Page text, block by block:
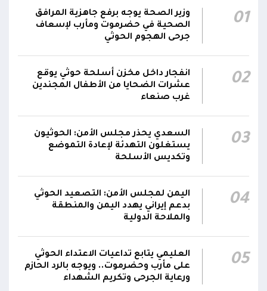
اللحظة
مصادر: نحو 20 هجوماً حوثياً بالمُسيرات استهدف
01
وزير الصحة يوجه برفع جاهزية المرافق
الصحية في حضرموت ومأرب لإسعاف
جرحى الهجوم الحوثي
02
انفجار داخل مخزن أسلحة حوثي يوقع
عشرات الضحايا من الأطفال المجندين
غرب صنعاء
03
السعدي يحذر مجلس الأمن: الحوثيون
يستغلون التهدئة لإعادة التموضع
وتكديس الأسلحة
04
اليمن لمجلس الأمن: التصعيد الحوثي
بدعم إيراني يهدد اليمن والمنطقة
والملاحة الدولية
05
العليمي يتابع تداعيات الاعتداء الحوثي
على مأرب وحضرموت.. ويوجه بالرد الحازم
ورعاية الجرحى وتكريم الشهداء